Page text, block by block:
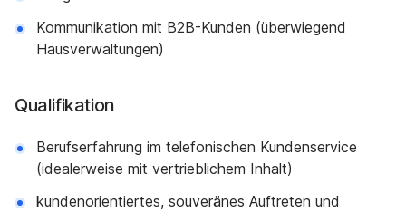
Kommunikation mit B2B-Kunden (überwiegend
Hausverwaltungen)
Qualifikation
Berufserfahrung im telefonischen Kundenservice
(idealerweise mit vertrieblichem Inhalt)
kundenorientiertes, souveränes Auftreten und